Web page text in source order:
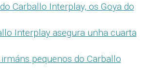
Carballo Interplay, os Goya do
Interplay asegura unha cuarta
pequenos do Carballo